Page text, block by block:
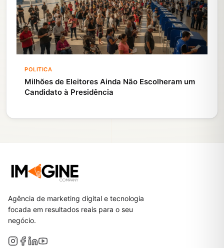
POLITICA
Milhões de Eleitores Ainda Não Escolheram um
Candidato à Presidência
Agência de marketing digital e tecnologia
focada em resultados reais para o seu
negócio.